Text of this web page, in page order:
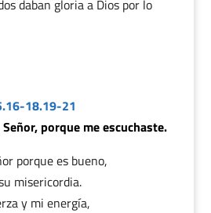
daban gloria a Dios por lo
18.19-21
porque me escuchaste.
porque es bueno,
misericordia.
y mi energía,